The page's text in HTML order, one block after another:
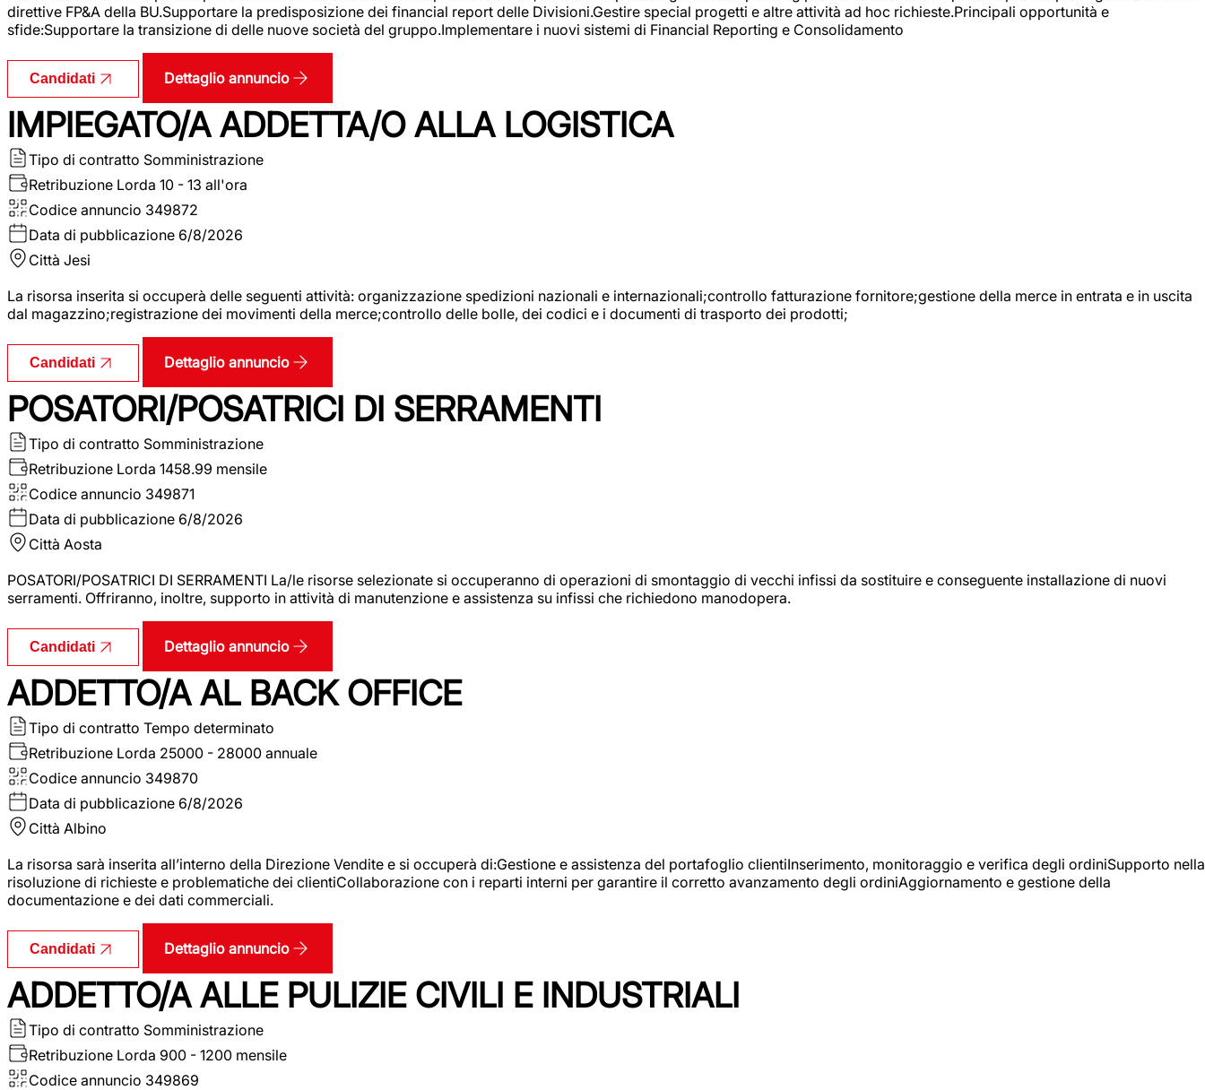
direttive FP&A della BU.Supportare la predisposizione dei financial report delle Divisioni.Gestire special progetti e altre attività ad hoc richieste.Principali opportunità e
sfide:Supportare la transizione di delle nuove società del gruppo.Implementare i nuovi sistemi di Financial Reporting e Consolidamento
Candidati Dettaglio annuncio
IMPIEGATO/A ADDETTA/O ALLA LOGISTICA
Tipo di contratto Somministrazione
Retribuzione Lorda 10 - 13 all'ora
Codice annuncio 349872
Data di pubblicazione 6/8/2026
Città Jesi
La risorsa inserita si occuperà delle seguenti attività: organizzazione spedizioni nazionali e internazionali;controllo fatturazione fornitore;gestione della merce in entrata e in uscita
dal magazzino;registrazione dei movimenti della merce;controllo delle bolle, dei codici e i documenti di trasporto dei prodotti;
Candidati Dettaglio annuncio
POSATORI/POSATRICI DI SERRAMENTI
Tipo di contratto Somministrazione
Retribuzione Lorda 1458.99 mensile
Codice annuncio 349871
Data di pubblicazione 6/8/2026
Città Aosta
POSATORI/POSATRICI DI SERRAMENTI La/le risorse selezionate si occuperanno di operazioni di smontaggio di vecchi infissi da sostituire e conseguente installazione di nuovi
serramenti. Offriranno, inoltre, supporto in attività di manutenzione e assistenza su infissi che richiedono manodopera.
Candidati Dettaglio annuncio
ADDETTO/A AL BACK OFFICE
Tipo di contratto Tempo determinato
Retribuzione Lorda 25000 - 28000 annuale
Codice annuncio 349870
Data di pubblicazione 6/8/2026
Città Albino
La risorsa sarà inserita all’interno della Direzione Vendite e si occuperà di:Gestione e assistenza del portafoglio clientiInserimento, monitoraggio e verifica degli ordiniSupporto nella
risoluzione di richieste e problematiche dei clientiCollaborazione con i reparti interni per garantire il corretto avanzamento degli ordiniAggiornamento e gestione della
documentazione e dei dati commerciali.
Candidati Dettaglio annuncio
ADDETTO/A ALLE PULIZIE CIVILI E INDUSTRIALI
Tipo di contratto Somministrazione
Retribuzione Lorda 900 - 1200 mensile
Codice annuncio 349869